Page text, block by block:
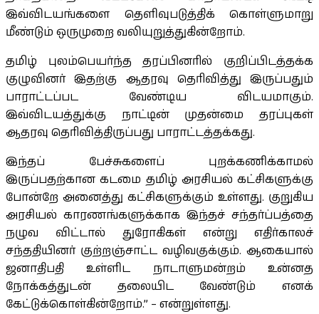
இவ்விடயங்களை தெளிவுபடுத்திக் கொள்ளுமாறு
மீண்டும் ஒருமுறை வலியுறுத்துகின்றோம்.
தமிழ் புலம்பெயர்ந்த தரப்பினரில் குறிப்பிடத்தக்க
குழுவினர் இதற்கு ஆதரவு தெரிவித்து இருப்பதும்
பாராட்டப்பட வேண்டிய விடயமாகும்.
இவ்விடயத்துக்கு நாட்டின் முதன்மை தரப்புகள்
ஆதரவு தெரிவித்திருப்பது பாராட்டத்தக்கது.
இந்தப் பேச்சுகளைப் புறக்கணிக்காமல்
இருப்பதற்கான கடமை தமிழ் அரசியல் கட்சிகளுக்கு
போன்றே அனைத்து கட்சிகளுக்கும் உள்ளது. குறுகிய
அரசியல் காரணங்களுக்காக இந்தச் சந்தர்ப்பத்தை
நழுவ விட்டால் துரோகிகள் என்று எதிர்காலச்
சந்ததியினர் குற்றஞ்சாட்ட வழிவகுக்கும். ஆகையால்
ஜனாதிபதி உள்ளிட நாடாளுமன்றம் உன்னத
நோக்கத்துடன் தலையிட வேண்டும் எனக்
கேட்டுக்கொள்கின்றோம்.” – என்றுள்ளது.